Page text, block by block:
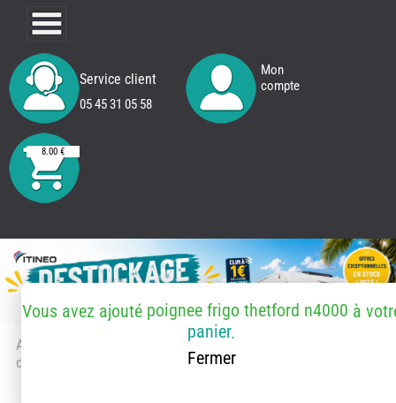
Service client
05 45 31 05 58
Mon
compte
8.00 €
Accueil
> Accessoires et pièces
détachées
Vous avez ajouté poignee frigo thetford n4000 à
panier.
Fermer